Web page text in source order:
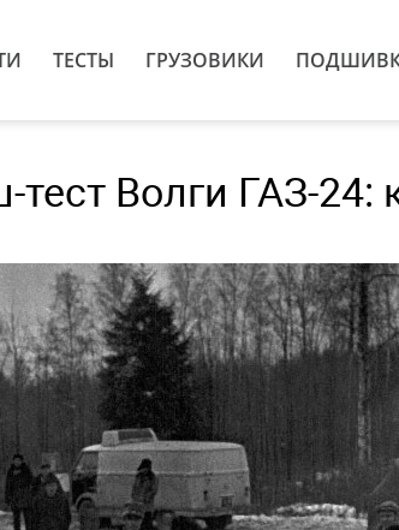
ТЕСТЫ ГРУЗОВИКИ
Волги ГАЗ-24: